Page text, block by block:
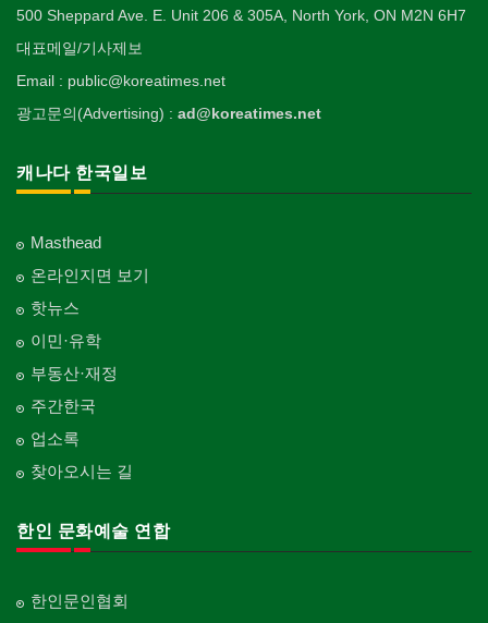
500 Sheppard Ave. E. Unit 206 & 305A, North York, ON M2N 6H7
대표메일/기사제보
Email : public@koreatimes.net
광고문의(Advertising) : ad@koreatimes.net
캐나다 한국일보
Masthead
온라인지면 보기
핫뉴스
이민·유학
부동산·재정
주간한국
업소록
찾아오시는 길
한인 문화예술 연합
한인문인협회